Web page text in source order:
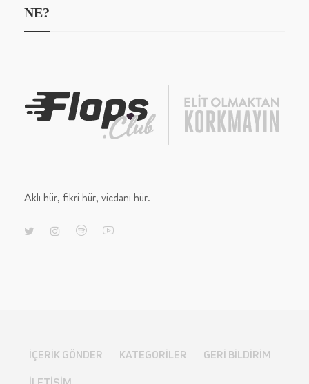
NE?
Aklı hür, fikri hür, vicdanı hür.
İÇERIK GÖNDER KATEGORILER
GERI BILDIRIM